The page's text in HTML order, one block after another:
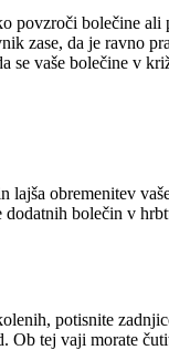
bolečine
zase, da je ravno
se vaše bolečine v
obremenitev
bolečin v
potisnite
tej vaji morate